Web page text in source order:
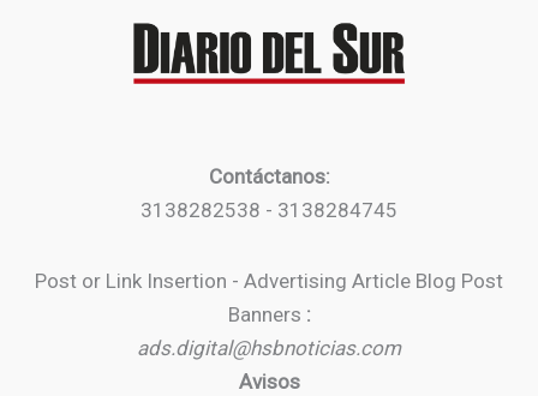
Contáctanos:
3138282538 - 3138284745
Post or Link Insertion - Advertising Article Blog Post
Banners :
ads.digital@hsbnoticias.com
Avisos